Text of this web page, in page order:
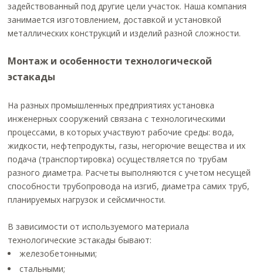
задействованный под другие цели участок. Наша компания
занимается изготовлением, доставкой и установкой
металлических конструкций и изделий разной сложности.
Монтаж и особенности технологической
эстакады
На разных промышленных предприятиях установка
инженерных сооружений связана с технологическими
процессами, в которых участвуют рабочие среды: вода,
жидкости, нефтепродукты, газы, негорючие вещества и их
подача (транспортировка) осуществляется по трубам
разного диаметра. Расчеты выполняются с учетом несущей
способности трубопровода на изгиб, диаметра самих труб,
планируемых нагрузок и сейсмичности.
В зависимости от используемого материала
технологические эстакады бывают:
железобетонными;
стальными;